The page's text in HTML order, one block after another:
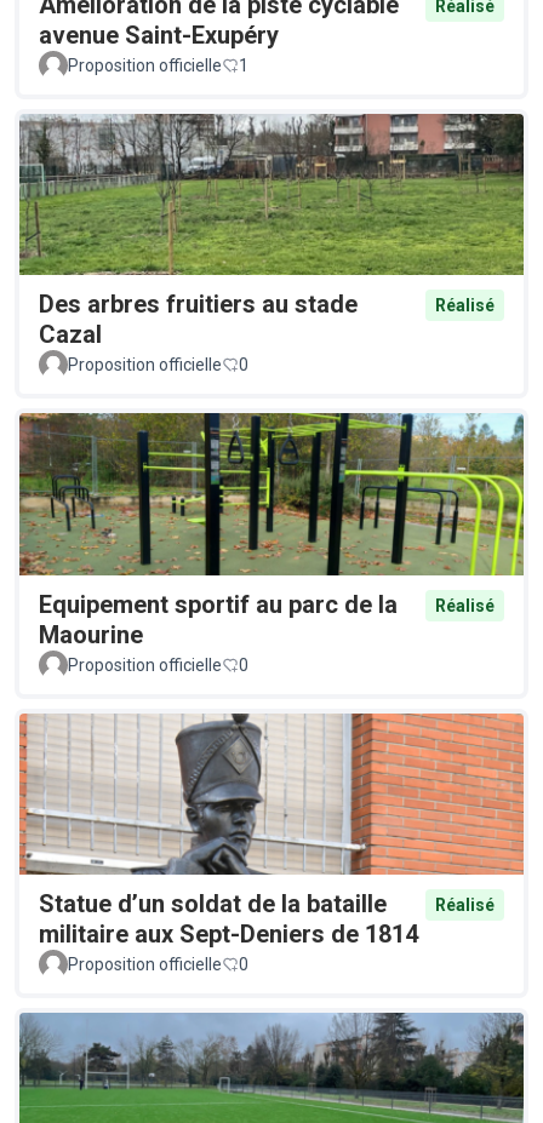
avenue Saint-Exupéry
Réalisé
Proposition officielle 1
Des arbres fruitiers au stade
Cazal
Réalisé
Proposition officielle 0
Equipement sportif au parc de la
Maourine
Réalisé
Proposition officielle 0
Statue d’un soldat de la bataille
militaire aux Sept-Deniers de 1814
Réalisé
Proposition officielle 0